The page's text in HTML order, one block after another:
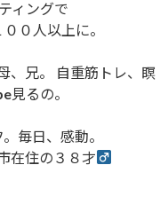
ィングで
０人以上に。
、兄。 自重筋トレ、瞑
見るの。
毎日、感動。
在住の３８才